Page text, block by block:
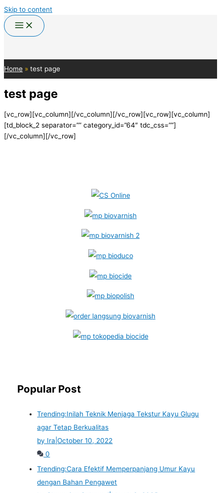
Skip to content
Home test page
test page
[vc_row][vc_column][/vc_column][/vc_row][vc_row][vc_column]
[td_block_2 separator=”” category_id=”64″ tdc_css=””]
[/vc_column][/vc_row]
Popular Post
Trending:Inilah Teknik Menjaga Tekstur Kayu Glugu
agar Tetap Berkualitas
by Ira |October 10, 2022
0
Trending:Cara Efektif Memperpanjang Umur Kayu
dengan Bahan Pengawet